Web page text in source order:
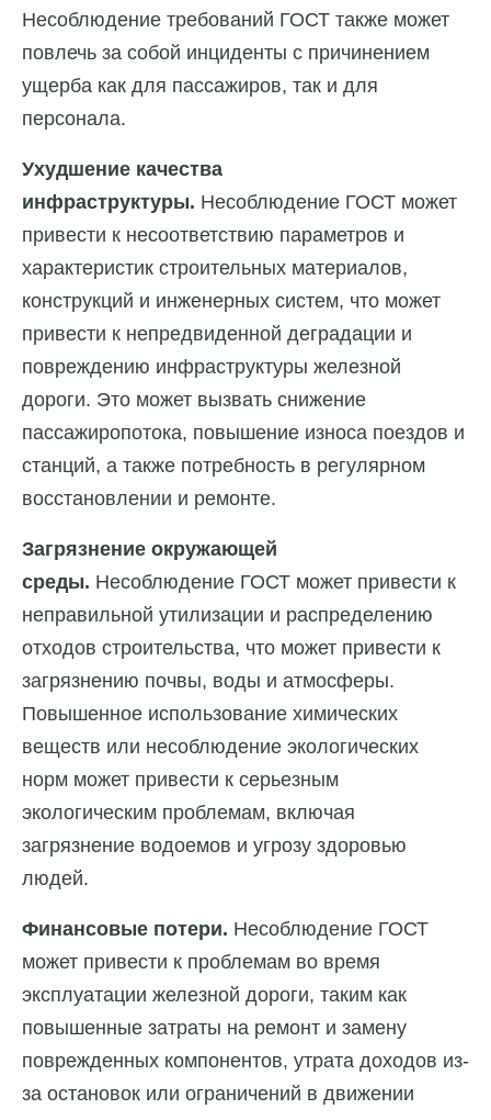
Несоблюдение требований ГОСТ также может
повлечь за собой инциденты с причинением
ущерба как для пассажиров, так и для
персонала.
Ухудшение качества
инфраструктуры. Несоблюдение ГОСТ может
привести к несоответствию параметров и
характеристик строительных материалов,
конструкций и инженерных систем, что может
привести к непредвиденной деградации и
повреждению инфраструктуры железной
дороги. Это может вызвать снижение
пассажиропотока, повышение износа поездов и
станций, а также потребность в регулярном
восстановлении и ремонте.
Загрязнение окружающей
среды. Несоблюдение ГОСТ может привести к
неправильной утилизации и распределению
отходов строительства, что может привести к
загрязнению почвы, воды и атмосферы.
Повышенное использование химических
веществ или несоблюдение экологических
норм может привести к серьезным
экологическим проблемам, включая
загрязнение водоемов и угрозу здоровью
людей.
Финансовые потери. Несоблюдение ГОСТ
может привести к проблемам во время
эксплуатации железной дороги, таким как
повышенные затраты на ремонт и замену
поврежденных компонентов, утрата доходов из-
за остановок или ограничений в движении